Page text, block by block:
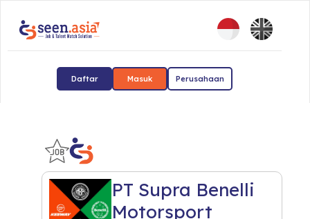
Daftar Masuk Perusahaan
PT Supra Benelli
Motorsport